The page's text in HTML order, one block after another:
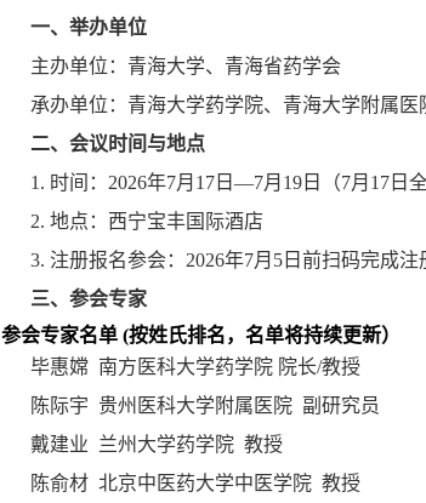
一、举办单位
主办单位：青海大学、青海省药学会
承办单位：青海大学药学院、青海大学附属
二、会议时间与地点
1. 时间：2026年7月17日—7月19日（7月17日全
2. 地点：西宁宝丰国际酒店
3. 注册报名参会：2026年7月5日前扫码完成注
三、参会专家
参会专家名单 (按姓氏排名，名单将持续更新）
毕惠嫦 南方医科大学药学院 院长/教授
陈际宇 贵州医科大学附属医院 副研究员
戴建业 兰州大学药学院 教授
陈俞材 北京中医药大学中医学院 教授